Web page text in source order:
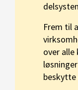
Frem til
over
beskytte